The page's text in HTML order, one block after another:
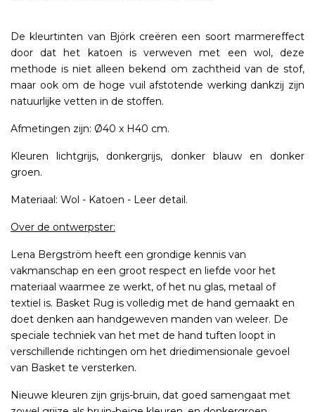
De kleurtinten van Björk creëren een soort marmereffect
door dat het katoen is verweven met een wol, deze
methode is niet alleen bekend om zachtheid van de stof,
maar ook om de hoge vuil afstotende werking dankzij zijn
natuurlijke vetten in de stoffen.
Afmetingen zijn: Ø40 x H40 cm.
Kleuren lichtgrijs, donkergrijs, donker blauw en donker
groen.
Materiaal: Wol - Katoen - Leer detail.
Over de ontwerpster:
Lena Bergström heeft een grondige kennis van
vakmanschap en een groot respect en liefde voor het
materiaal waarmee ze werkt, of het nu glas, metaal of
textiel is. Basket Rug is volledig met de hand gemaakt en
doet denken aan handgeweven manden van weleer. De
speciale techniek van het met de hand tuften loopt in
verschillende richtingen om het driedimensionale gevoel
van Basket te versterken.
Nieuwe kleuren zijn grijs-bruin, dat goed samengaat met